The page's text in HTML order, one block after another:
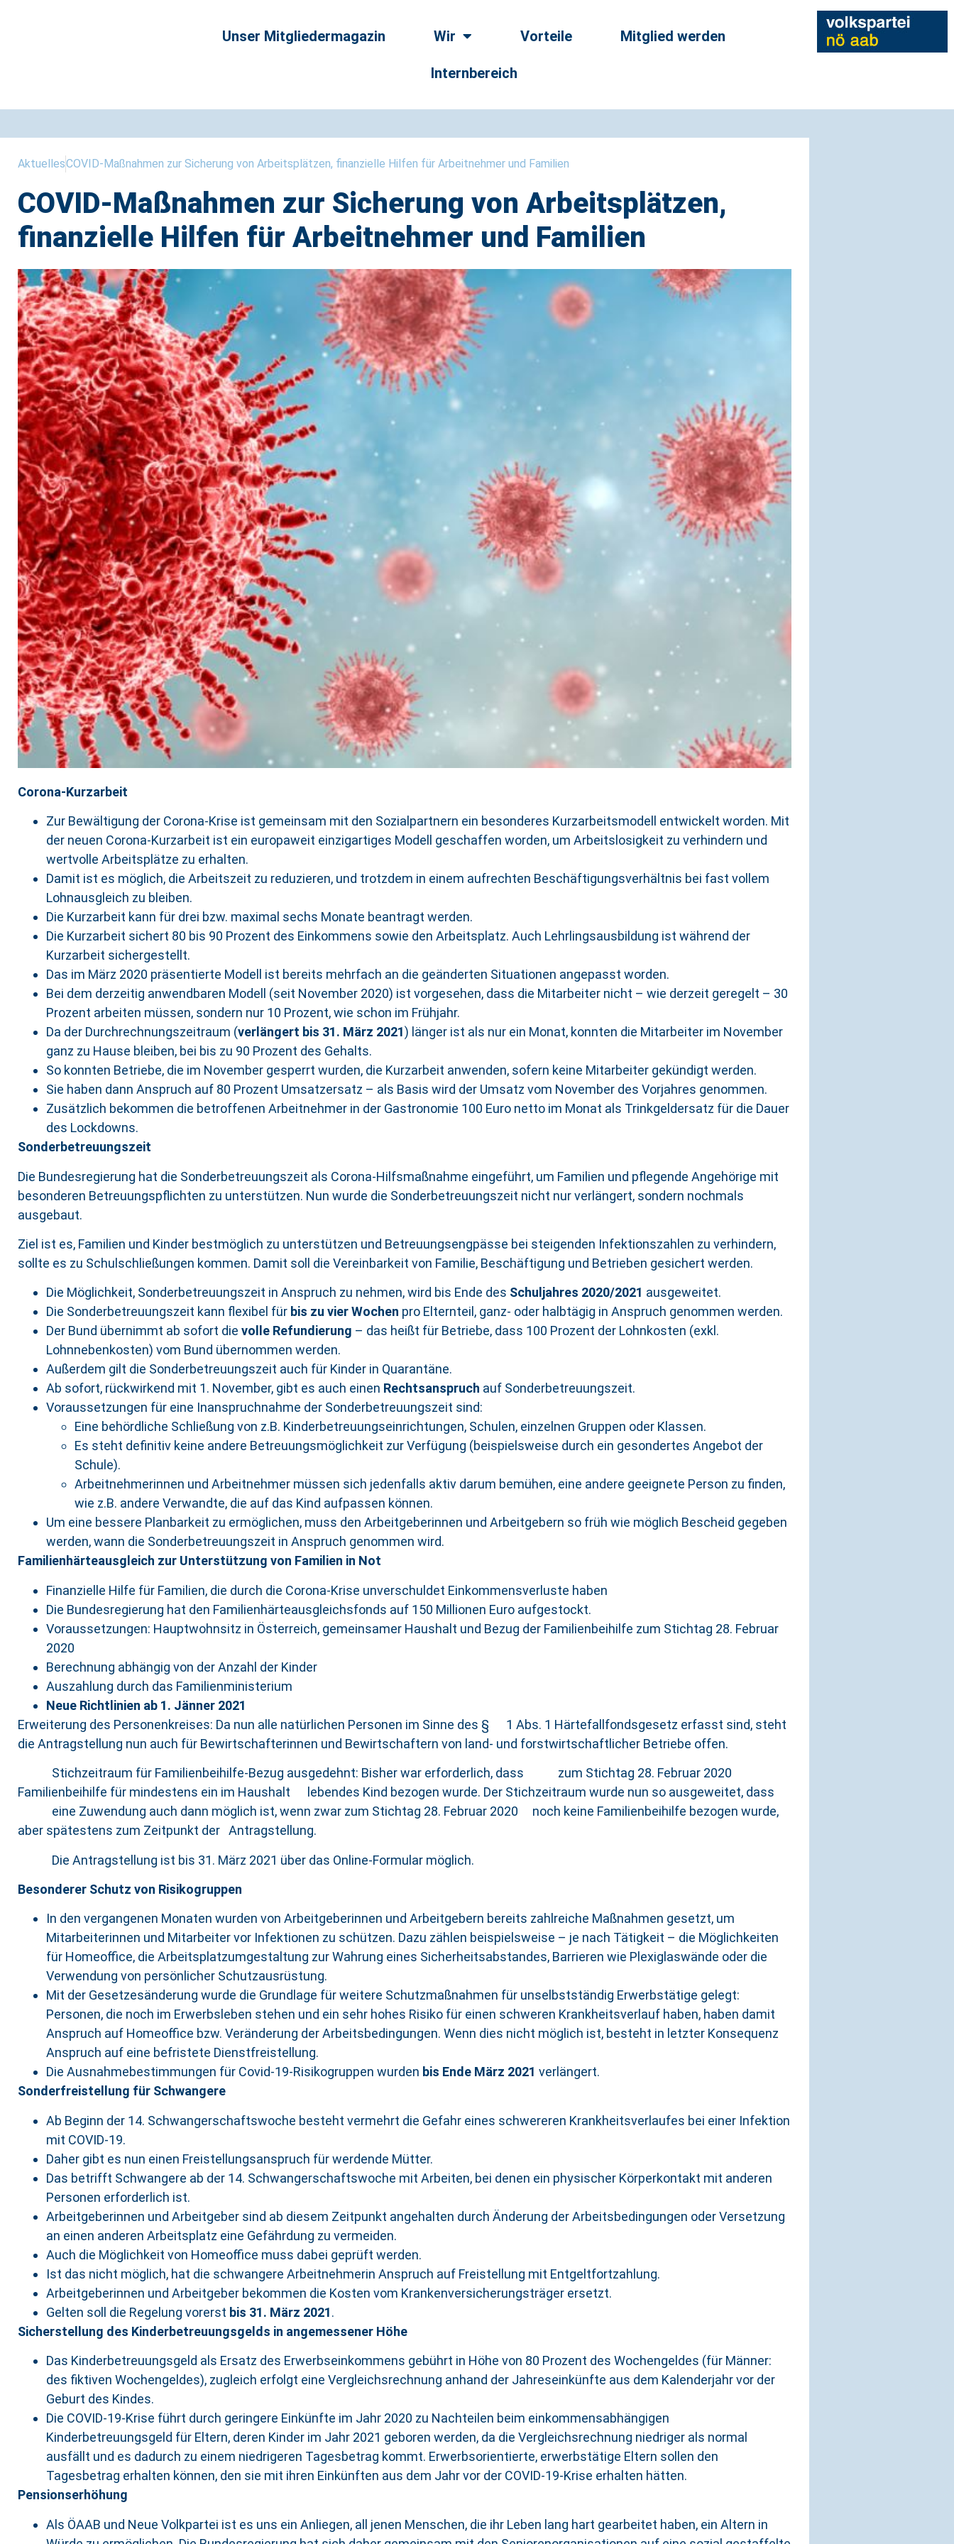
Unser Mitgliedermagazin Wir Vorteile Mitglied werden
Internbereich
AktuellesCOVID-Maßnahmen zur Sicherung von Arbeitsplätzen, finanzielle Hilfen für Arbeitnehmer und Familien
COVID-Maßnahmen zur Sicherung von Arbeitsplätzen,
finanzielle Hilfen für Arbeitnehmer und Familien
Corona-Kurzarbeit
Zur Bewältigung der Corona-Krise ist gemeinsam mit den Sozialpartnern ein besonderes Kurzarbeitsmodell entwickelt worden. Mit
der neuen Corona-Kurzarbeit ist ein europaweit einzigartiges Modell geschaffen worden, um Arbeitslosigkeit zu verhindern und
wertvolle Arbeitsplätze zu erhalten.
Damit ist es möglich, die Arbeitszeit zu reduzieren, und trotzdem in einem aufrechten Beschäftigungsverhältnis bei fast vollem
Lohnausgleich zu bleiben.
Die Kurzarbeit kann für drei bzw. maximal sechs Monate beantragt werden.
Die Kurzarbeit sichert 80 bis 90 Prozent des Einkommens sowie den Arbeitsplatz. Auch Lehrlingsausbildung ist während der
Kurzarbeit sichergestellt.
Das im März 2020 präsentierte Modell ist bereits mehrfach an die geänderten Situationen angepasst worden.
Bei dem derzeitig anwendbaren Modell (seit November 2020) ist vorgesehen, dass die Mitarbeiter nicht – wie derzeit geregelt – 30
Prozent arbeiten müssen, sondern nur 10 Prozent, wie schon im Frühjahr.
Da der Durchrechnungszeitraum (verlängert bis 31. März 2021) länger ist als nur ein Monat, konnten die Mitarbeiter im November
ganz zu Hause bleiben, bei bis zu 90 Prozent des Gehalts.
So konnten Betriebe, die im November gesperrt wurden, die Kurzarbeit anwenden, sofern keine Mitarbeiter gekündigt werden.
Sie haben dann Anspruch auf 80 Prozent Umsatzersatz – als Basis wird der Umsatz vom November des Vorjahres genommen.
Zusätzlich bekommen die betroffenen Arbeitnehmer in der Gastronomie 100 Euro netto im Monat als Trinkgeldersatz für die Dauer
des Lockdowns.
Sonderbetreuungszeit
Die Bundesregierung hat die Sonderbetreuungszeit als Corona-Hilfsmaßnahme eingeführt, um Familien und pflegende Angehörige mit
besonderen Betreuungspflichten zu unterstützen. Nun wurde die Sonderbetreuungszeit nicht nur verlängert, sondern nochmals
ausgebaut.
Ziel ist es, Familien und Kinder bestmöglich zu unterstützen und Betreuungsengpässe bei steigenden Infektionszahlen zu verhindern,
sollte es zu Schulschließungen kommen. Damit soll die Vereinbarkeit von Familie, Beschäftigung und Betrieben gesichert werden.
Die Möglichkeit, Sonderbetreuungszeit in Anspruch zu nehmen, wird bis Ende des Schuljahres 2020/2021 ausgeweitet.
Die Sonderbetreuungszeit kann flexibel für bis zu vier Wochen pro Elternteil, ganz- oder halbtägig in Anspruch genommen werden.
Der Bund übernimmt ab sofort die volle Refundierung – das heißt für Betriebe, dass 100 Prozent der Lohnkosten (exkl.
Lohnnebenkosten) vom Bund übernommen werden.
Außerdem gilt die Sonderbetreuungszeit auch für Kinder in Quarantäne.
Ab sofort, rückwirkend mit 1. November, gibt es auch einen Rechtsanspruch auf Sonderbetreuungszeit.
Voraussetzungen für eine Inanspruchnahme der Sonderbetreuungszeit sind:
Eine behördliche Schließung von z.B. Kinderbetreuungseinrichtungen, Schulen, einzelnen Gruppen oder Klassen.
Es steht definitiv keine andere Betreuungsmöglichkeit zur Verfügung (beispielsweise durch ein gesondertes Angebot der
Schule).
Arbeitnehmerinnen und Arbeitnehmer müssen sich jedenfalls aktiv darum bemühen, eine andere geeignete Person zu finden,
wie z.B. andere Verwandte, die auf das Kind aufpassen können.
Um eine bessere Planbarkeit zu ermöglichen, muss den Arbeitgeberinnen und Arbeitgebern so früh wie möglich Bescheid gegeben
werden, wann die Sonderbetreuungszeit in Anspruch genommen wird.
Familienhärteausgleich zur Unterstützung von Familien in Not
Finanzielle Hilfe für Familien, die durch die Corona-Krise unverschuldet Einkommensverluste haben
Die Bundesregierung hat den Familienhärteausgleichsfonds auf 150 Millionen Euro aufgestockt.
Voraussetzungen: Hauptwohnsitz in Österreich, gemeinsamer Haushalt und Bezug der Familienbeihilfe zum Stichtag 28. Februar
2020
Berechnung abhängig von der Anzahl der Kinder
Auszahlung durch das Familienministerium
Neue Richtlinien ab 1. Jänner 2021
Erweiterung des Personenkreises: Da nun alle natürlichen Personen im Sinne des § 1 Abs. 1 Härtefallfondsgesetz erfasst sind, steht
die Antragstellung nun auch für Bewirtschafterinnen und Bewirtschaftern von land- und forstwirtschaftlicher Betriebe offen.
Stichzeitraum für Familienbeihilfe-Bezug ausgedehnt: Bisher war erforderlich, dass zum Stichtag 28. Februar 2020
Familienbeihilfe für mindestens ein im Haushalt lebendes Kind bezogen wurde. Der Stichzeitraum wurde nun so ausgeweitet, dass
eine Zuwendung auch dann möglich ist, wenn zwar zum Stichtag 28. Februar 2020 noch keine Familienbeihilfe bezogen wurde,
aber spätestens zum Zeitpunkt der Antragstellung.
Die Antragstellung ist bis 31. März 2021 über das Online-Formular möglich.
Besonderer Schutz von Risikogruppen
In den vergangenen Monaten wurden von Arbeitgeberinnen und Arbeitgebern bereits zahlreiche Maßnahmen gesetzt, um
Mitarbeiterinnen und Mitarbeiter vor Infektionen zu schützen. Dazu zählen beispielsweise – je nach Tätigkeit – die Möglichkeiten
für Homeoffice, die Arbeitsplatzumgestaltung zur Wahrung eines Sicherheitsabstandes, Barrieren wie Plexiglaswände oder die
Verwendung von persönlicher Schutzausrüstung.
Mit der Gesetzesänderung wurde die Grundlage für weitere Schutzmaßnahmen für unselbstständig Erwerbstätige gelegt:
Personen, die noch im Erwerbsleben stehen und ein sehr hohes Risiko für einen schweren Krankheitsverlauf haben, haben damit
Anspruch auf Homeoffice bzw. Veränderung der Arbeitsbedingungen. Wenn dies nicht möglich ist, besteht in letzter Konsequenz
Anspruch auf eine befristete Dienstfreistellung.
Die Ausnahmebestimmungen für Covid-19-Risikogruppen wurden bis Ende März 2021 verlängert.
Sonderfreistellung für Schwangere
Ab Beginn der 14. Schwangerschaftswoche besteht vermehrt die Gefahr eines schwereren Krankheitsverlaufes bei einer Infektion
mit COVID-19.
Daher gibt es nun einen Freistellungsanspruch für werdende Mütter.
Das betrifft Schwangere ab der 14. Schwangerschaftswoche mit Arbeiten, bei denen ein physischer Körperkontakt mit anderen
Personen erforderlich ist.
Arbeitgeberinnen und Arbeitgeber sind ab diesem Zeitpunkt angehalten durch Änderung der Arbeitsbedingungen oder Versetzung
an einen anderen Arbeitsplatz eine Gefährdung zu vermeiden.
Auch die Möglichkeit von Homeoffice muss dabei geprüft werden.
Ist das nicht möglich, hat die schwangere Arbeitnehmerin Anspruch auf Freistellung mit Entgeltfortzahlung.
Arbeitgeberinnen und Arbeitgeber bekommen die Kosten vom Krankenversicherungsträger ersetzt.
Gelten soll die Regelung vorerst bis 31. März 2021.
Sicherstellung des Kinderbetreuungsgelds in angemessener Höhe
Das Kinderbetreuungsgeld als Ersatz des Erwerbseinkommens gebührt in Höhe von 80 Prozent des Wochengeldes (für Männer:
des fiktiven Wochengeldes), zugleich erfolgt eine Vergleichsrechnung anhand der Jahreseinkünfte aus dem Kalenderjahr vor der
Geburt des Kindes.
Die COVID-19-Krise führt durch geringere Einkünfte im Jahr 2020 zu Nachteilen beim einkommensabhängigen
Kinderbetreuungsgeld für Eltern, deren Kinder im Jahr 2021 geboren werden, da die Vergleichsrechnung niedriger als normal
ausfällt und es dadurch zu einem niedrigeren Tagesbetrag kommt. Erwerbsorientierte, erwerbstätige Eltern sollen den
Tagesbetrag erhalten können, den sie mit ihren Einkünften aus dem Jahr vor der COVID-19-Krise erhalten hätten.
Pensionserhöhung
Als ÖAAB und Neue Volkpartei ist es uns ein Anliegen, all jenen Menschen, die ihr Leben lang hart gearbeitet haben, ein Altern in